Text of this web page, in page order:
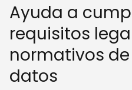
Ayuda a
requisitos
normativos
datos